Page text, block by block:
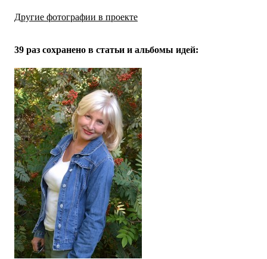
Другие фотографии в проекте
39 раз сохранено в статьи и альбомы идей: